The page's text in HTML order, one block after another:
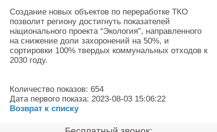
Создание новых объектов по переработке ТКО
позволит региону достигнуть показателей
национального проекта “Экология”, направленного
на снижение доли захоронений на 50%, и
сортировки 100% твердых коммунальных отходов к
2030 году.
Количество показов: 654
Дата первого показа: 2023-08-03 15:06:22
Возврат к списку